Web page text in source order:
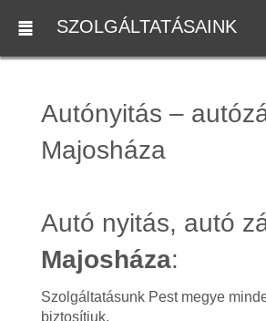
SZOLGÁLTATÁSAINK
Autónyitás –
Majosháza
Autó nyitás, autó
Majosháza:
Szolgáltatásunk Pest megye
biztosítjuk.